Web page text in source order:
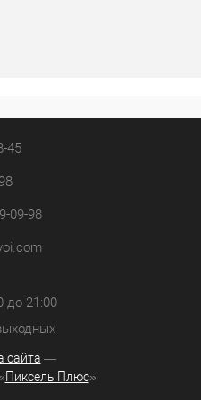
45
09-98
до 21:00
сайта —
Пиксель Плюс»